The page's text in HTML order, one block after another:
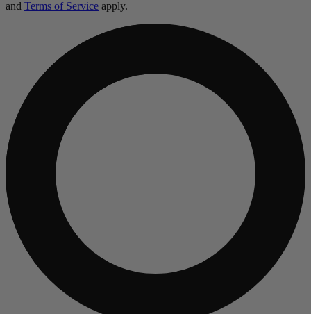
and Terms of Service apply.